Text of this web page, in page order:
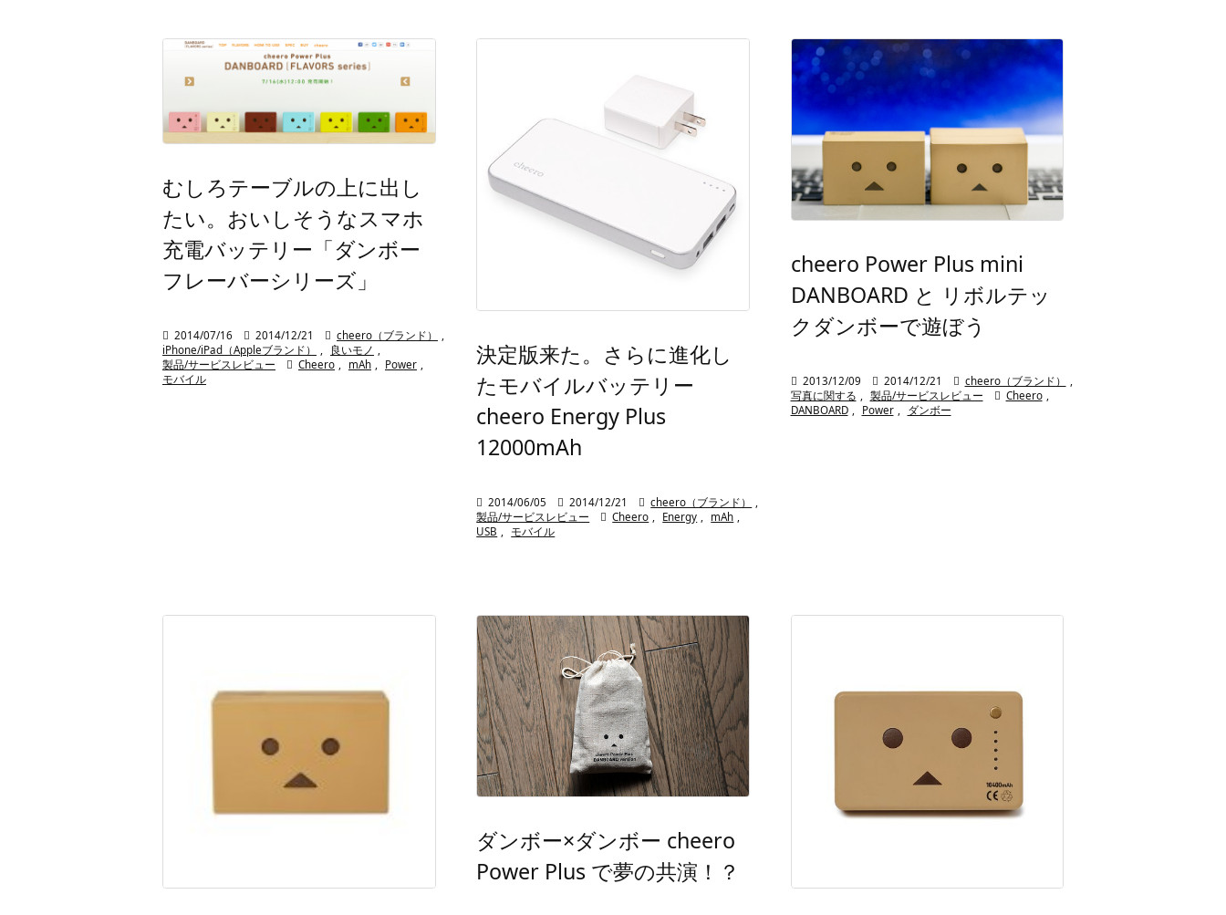
むしろテーブルの上に出し
たい。おいしそうなスマホ
充電バッテリー「ダンボー
フレーバーシリーズ」
 2014/07/16  2014/12/21  cheero（ブランド）
,
iPhone/iPad（Appleブランド）
, 良いモノ ,
製品/サービスレビュー
 Cheero , mAh , Power ,
モバイル
決定版来た。さらに進化し
たモバイルバッテリー
cheero Energy Plus
12000mAh
 2014/06/05  2014/12/21  cheero（ブランド）
,
製品/サービスレビュー
 Cheero , Energy , mAh ,
USB , モバイル
cheero Power Plus mini
DANBOARD と リボルテッ
クダンボーで遊ぼう
 2013/12/09  2014/12/21  cheero（ブランド）
,
写真に関する , 製品/サービスレビュー  Cheero ,
DANBOARD , Power , ダンボー
ダンボー×ダンボー cheero
Power Plus で夢の共演！？